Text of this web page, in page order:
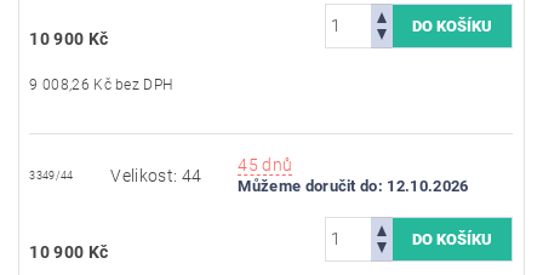
10 900 Kč
9 008,26 Kč bez DPH
3349/44 Velikost: 44
45 dnů
Můžeme doručit do: 12.10.2026
10 900 Kč